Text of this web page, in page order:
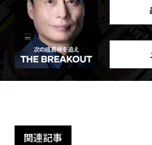
関連記事